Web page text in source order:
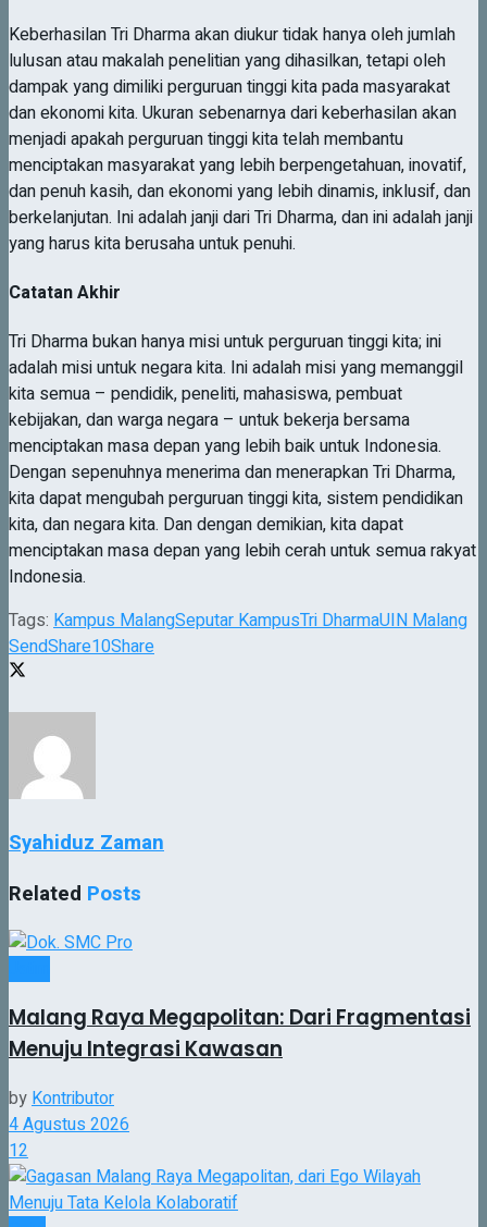
Keberhasilan Tri Dharma akan diukur tidak hanya oleh jumlah
lulusan atau makalah penelitian yang dihasilkan, tetapi oleh
dampak yang dimiliki perguruan tinggi kita pada masyarakat
dan ekonomi kita. Ukuran sebenarnya dari keberhasilan akan
menjadi apakah perguruan tinggi kita telah membantu
menciptakan masyarakat yang lebih berpengetahuan, inovatif,
dan penuh kasih, dan ekonomi yang lebih dinamis, inklusif, dan
berkelanjutan. Ini adalah janji dari Tri Dharma, dan ini adalah janji
yang harus kita berusaha untuk penuhi.
Catatan Akhir
Tri Dharma bukan hanya misi untuk perguruan tinggi kita; ini
adalah misi untuk negara kita. Ini adalah misi yang memanggil
kita semua – pendidik, peneliti, mahasiswa, pembuat
kebijakan, dan warga negara – untuk bekerja bersama
menciptakan masa depan yang lebih baik untuk Indonesia.
Dengan sepenuhnya menerima dan menerapkan Tri Dharma,
kita dapat mengubah perguruan tinggi kita, sistem pendidikan
kita, dan negara kita. Dan dengan demikian, kita dapat
menciptakan masa depan yang lebih cerah untuk semua rakyat
Indonesia.
Tags: Kampus MalangSeputar KampusTri DharmaUIN Malang
SendShare10Share
Syahiduz Zaman
Related Posts
Malang Raya Megapolitan: Dari Fragmentasi
Menuju Integrasi Kawasan
byKontributor
4 Agustus 2026
12